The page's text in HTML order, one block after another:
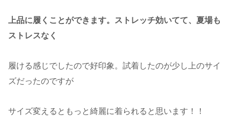
上品に履くことができます。ストレッチ効いてて、夏場も
ストレスなく
履ける感じでしたので好印象。試着したのが少し上のサイ
ズだったのですが
サイズ変えるともっと綺麗に着られると思います！！